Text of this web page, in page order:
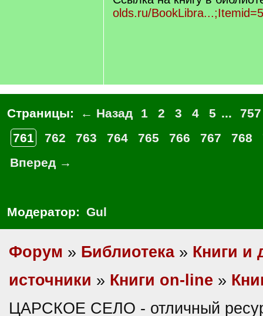
olds.ru/
Страницы: ← Назад 1 2 3 4 5 ...
757
761
762 763 764 765 766 767 768
Вперед →
Модератор: Gul
Форум » Библиотека» Книги и
источники » Книги on-line »
ЦАРСКОЕ СЕЛО - отличный